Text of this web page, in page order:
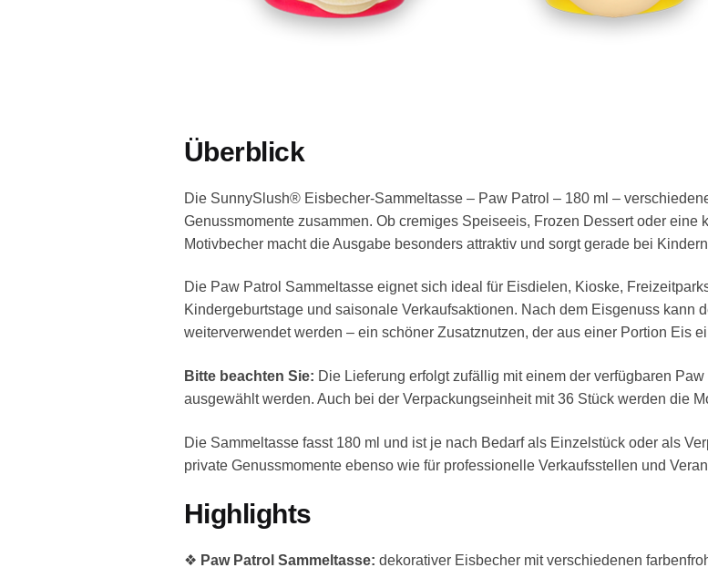
Überblick
Die SunnySlush® Eisbecher-Sammeltasse – Paw Patrol – 180 ml –
Genussmomente zusammen. Ob cremiges Speiseeis, Frozen Dessert oder eine
Motivbecher macht die Ausgabe besonders attraktiv und sorgt gerade bei
Die Paw Patrol Sammeltasse eignet sich ideal für Eisdielen, Kioske,
Kindergeburtstage und saisonale Verkaufsaktionen. Nach dem Eisgenuss kann
weiterverwendet werden – ein schöner Zusatznutzen, der aus einer Portion Eis
Bitte beachten Sie: Die Lieferung erfolgt zufällig mit einem der verfügbaren
ausgewählt werden. Auch bei der Verpackungseinheit mit 36 Stück werden die
Die Sammeltasse fasst 180 ml und ist je nach Bedarf als Einzelstück oder als
private Genussmomente ebenso wie für professionelle Verkaufsstellen und
Highlights
❖ Paw Patrol Sammeltasse: dekorativer Eisbecher mit verschiedenen